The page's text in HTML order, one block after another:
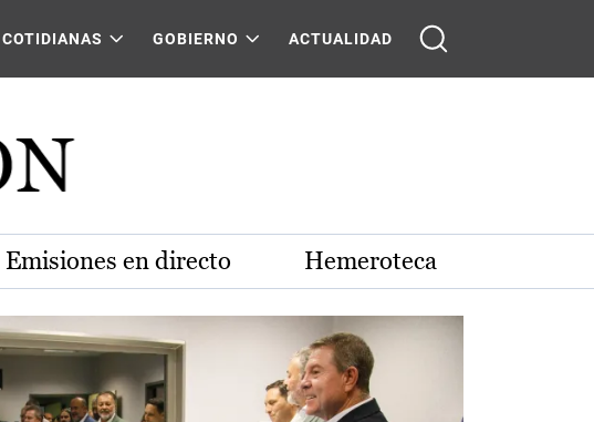
GOBIERNO ACTUALIDAD
Emisiones en directo Hemeroteca